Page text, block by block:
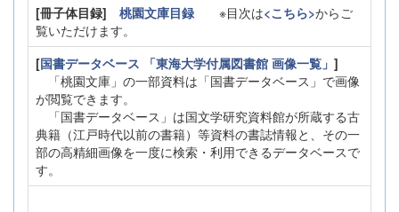
[冊子体目録]
桃園文庫目録 ※目次は<こちら>からご
覧いただけます。
[国書データベース 「東海大学付属図書館 画像一覧」 ]
「桃園文庫」の一部資料は「国書データベース」で画像
が閲覧できます。
「国書データベース」は国文学研究資料館が所蔵する古
典籍（江戸時代以前の書籍）等資料の書誌情報と、その一
部の高精細画像を一度に検索・利用できるデータベースで
す。